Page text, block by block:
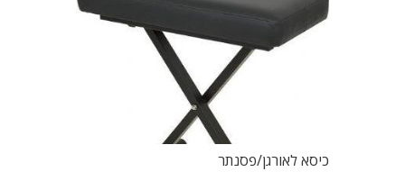
כיסא לאורגן/פסנתר